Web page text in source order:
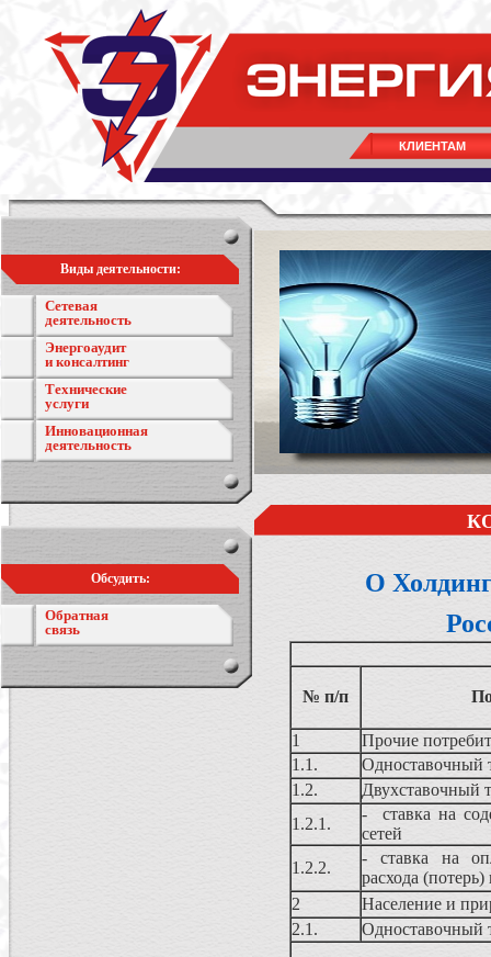
КЛИЕНТАМ
Виды деятельности:
Сетевая
деятельность
Энергоаудит
и консалтинг
Технические
услуги
Инновационная
деятельность
Обсудить:
Обратная
связь
О
№ п/п
1
Прочие
1.1.
Одноставочный
1.2.
Двухставочный
1.2.1.
- ставка на
сетей
1.2.2.
- ставка на
расхода (потерь)
2
Население и
2.1.
Одноставочный